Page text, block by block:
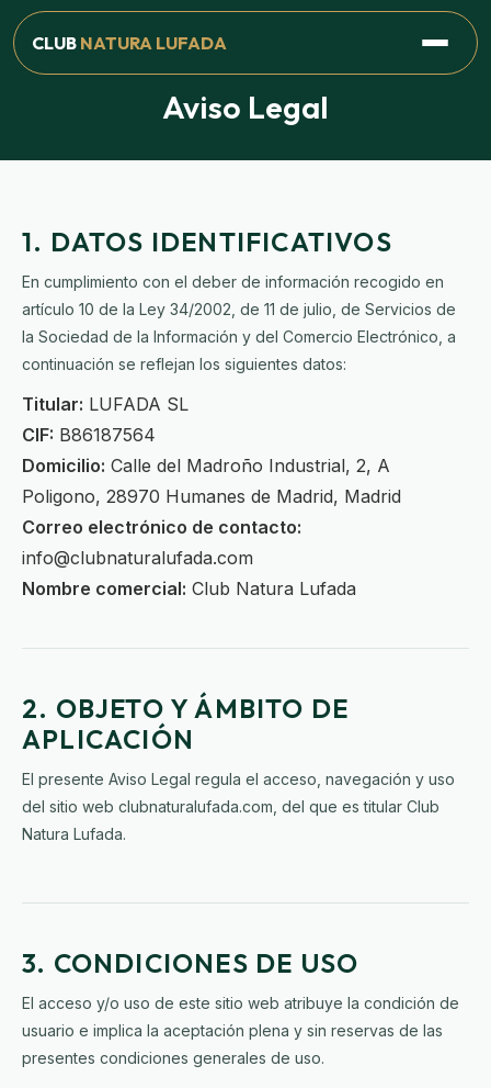
CLUB NATURA LUFADA
Aviso Legal
1. DATOS IDENTIFICATIVOS
En cumplimiento con el deber de información recogido en
artículo 10 de la Ley 34/2002, de 11 de julio, de Servicios de
la Sociedad de la Información y del Comercio Electrónico, a
continuación se reflejan los siguientes datos:
Titular: LUFADA SL
CIF: B86187564
Domicilio: Calle del Madroño Industrial, 2, A
Poligono, 28970 Humanes de Madrid, Madrid
Correo electrónico de contacto:
info@clubnaturalufada.com
Nombre comercial: Club Natura Lufada
2. OBJETO Y ÁMBITO DE
APLICACIÓN
El presente Aviso Legal regula el acceso, navegación y uso
del sitio web clubnaturalufada.com, del que es titular Club
Natura Lufada.
3. CONDICIONES DE USO
El acceso y/o uso de este sitio web atribuye la condición de
usuario e implica la aceptación plena y sin reservas de las
presentes condiciones generales de uso.